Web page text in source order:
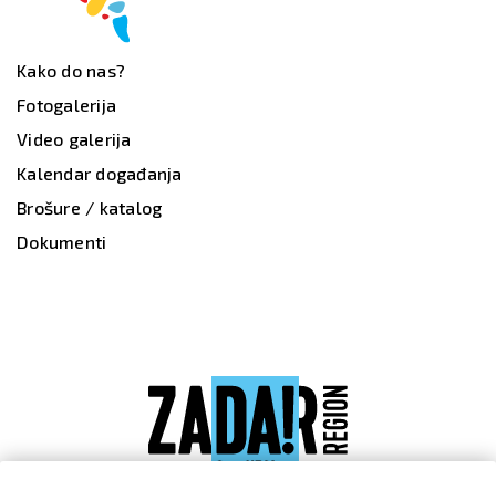
Kako do nas?
Fotogalerija
Video galerija
Kalendar događanja
Brošure / katalog
Dokumenti